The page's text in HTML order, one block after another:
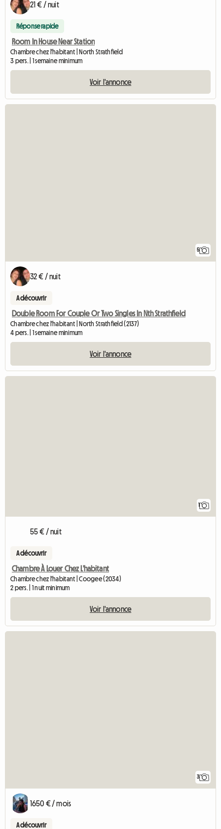
21 € / nuit
Réponse rapide
Room In House Near Station
Chambre chez l'habitant | North Strathfield
3 pers. | 1 semaine minimum
Voir l'annonce
5
32 € / nuit
A découvrir
Double Room For Couple Or Two Singles In Nth Strathfield
Chambre chez l'habitant | North Strathfield (2137)
4 pers. | 1 semaine minimum
Voir l'annonce
1
55 € / nuit
A découvrir
Chambre À Louer Chez L'habitant
Chambre chez l'habitant | Coogee (2034)
2 pers. | 1 nuit minimum
Voir l'annonce
3
1650 € / mois
A découvrir